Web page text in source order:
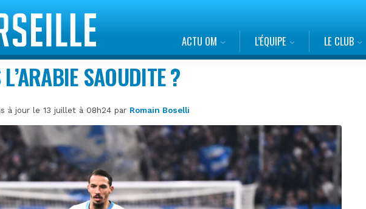
ACTU OM L’ÉQUIPE LE CLUB
SAOUDITE ?
à jour le 13 juillet à 08h24 par Romain Boselli